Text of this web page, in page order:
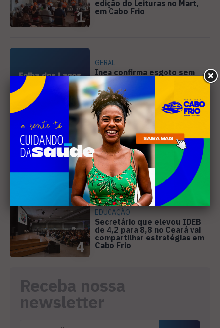
1
edição do Leituras no Mart,
em Cabo Frio
2
GERAL
Inea confirma esgoto sem
tratamento na Laguna de
Araruama
3
CULTURA
Cabo Frio abre inscrições
para editais culturais que
somam R$ 510 mil
4
EDUCAÇÃO
Secretário que elevou IDEB
de 4,2 para 8,8 no Ceará vai
compartilhar estratégias em
Cabo Frio
Receba nossa
newsletter